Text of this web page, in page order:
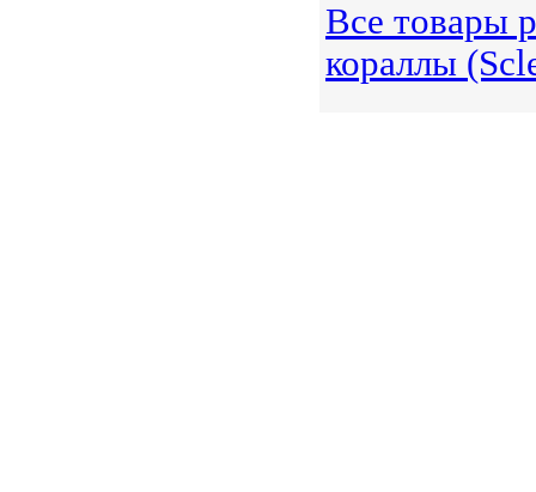
Все товары
кораллы